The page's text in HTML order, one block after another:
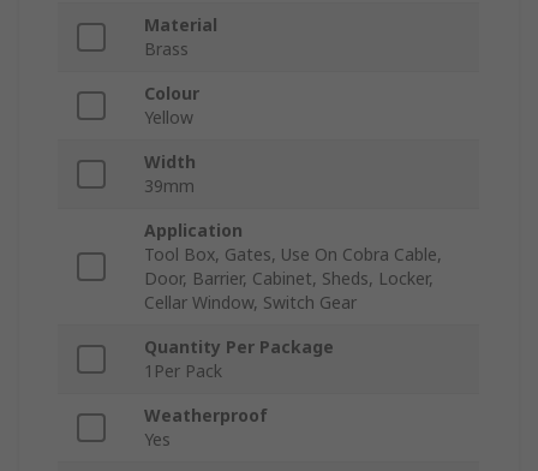
Material
Brass
Colour
Yellow
Width
39mm
Application
Tool Box, Gates, Use On Cobra Cable,
Door, Barrier, Cabinet, Sheds, Locker,
Cellar Window, Switch Gear
Quantity Per Package
1Per Pack
Weatherproof
Yes